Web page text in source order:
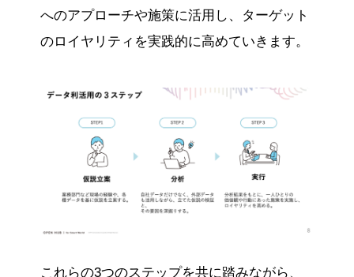
へのアプローチや施策に活用し、ターゲット
のロイヤリティを実践的に高めていきます。
これらの3つのステップを共に踏みながら、